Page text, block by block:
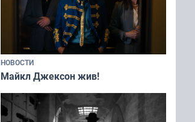
НОВОСТИ
Майкл Джексон жив!